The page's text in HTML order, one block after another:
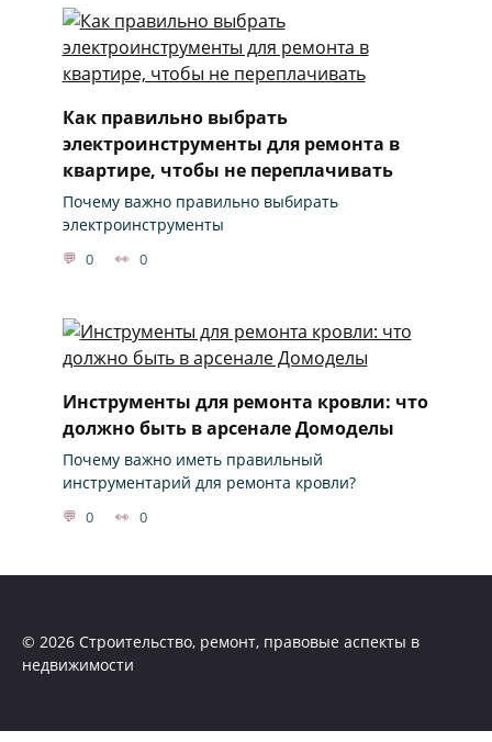
Как правильно выбрать
электроинструменты для ремонта в
квартире, чтобы не переплачивать
Почему важно правильно выбирать
электроинструменты
0 0
Инструменты для ремонта кровли: что
должно быть в арсенале Домоделы
Почему важно иметь правильный
инструментарий для ремонта кровли?
0 0
© 2026 Строительство, ремонт, правовые аспекты в
недвижимости